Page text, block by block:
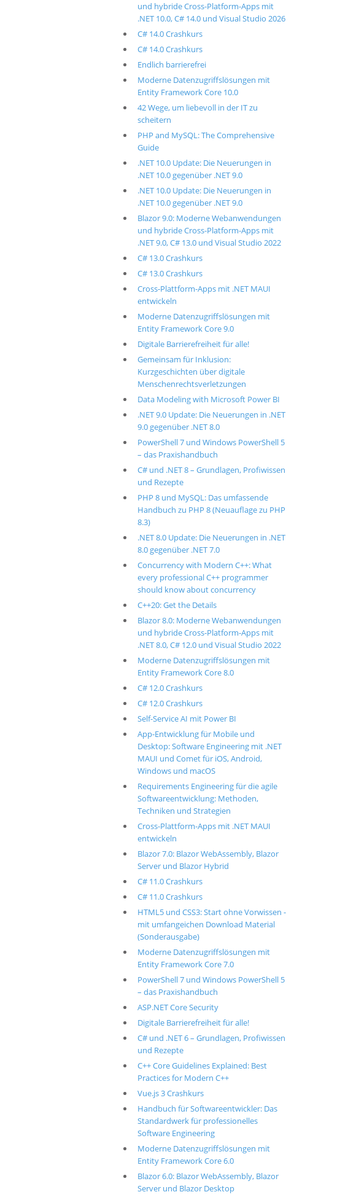
und hybride Cross-Platform-Apps mit
.NET 10.0, C# 14.0 und Visual Studio 2026
C# 14.0 Crashkurs
C# 14.0 Crashkurs
Endlich barrierefrei
Moderne Datenzugriffslösungen mit
Entity Framework Core 10.0
42 Wege, um liebevoll in der IT zu
scheitern
PHP and MySQL: The Comprehensive
Guide
.NET 10.0 Update: Die Neuerungen in
.NET 10.0 gegenüber .NET 9.0
.NET 10.0 Update: Die Neuerungen in
.NET 10.0 gegenüber .NET 9.0
Blazor 9.0: Moderne Webanwendungen
und hybride Cross-Platform-Apps mit
.NET 9.0, C# 13.0 und Visual Studio 2022
C# 13.0 Crashkurs
C# 13.0 Crashkurs
Cross-Plattform-Apps mit .NET MAUI
entwickeln
Moderne Datenzugriffslösungen mit
Entity Framework Core 9.0
Digitale Barrierefreiheit für alle!
Gemeinsam für Inklusion:
Kurzgeschichten über digitale
Menschenrechtsverletzungen
Data Modeling with Microsoft Power BI
.NET 9.0 Update: Die Neuerungen in .NET
9.0 gegenüber .NET 8.0
PowerShell 7 und Windows PowerShell 5
– das Praxishandbuch
C# und .NET 8 – Grundlagen, Profiwissen
und Rezepte
PHP 8 und MySQL: Das umfassende
Handbuch zu PHP 8 (Neuauflage zu PHP
8.3)
.NET 8.0 Update: Die Neuerungen in .NET
8.0 gegenüber .NET 7.0
Concurrency with Modern C++: What
every professional C++ programmer
should know about concurrency
C++20: Get the Details
Blazor 8.0: Moderne Webanwendungen
und hybride Cross-Platform-Apps mit
.NET 8.0, C# 12.0 und Visual Studio 2022
Moderne Datenzugriffslösungen mit
Entity Framework Core 8.0
C# 12.0 Crashkurs
C# 12.0 Crashkurs
Self-Service AI mit Power BI
App-Entwicklung für Mobile und
Desktop: Software Engineering mit .NET
MAUI und Comet für iOS, Android,
Windows und macOS
Requirements Engineering für die agile
Softwareentwicklung: Methoden,
Techniken und Strategien
Cross-Plattform-Apps mit .NET MAUI
entwickeln
Blazor 7.0: Blazor WebAssembly, Blazor
Server und Blazor Hybrid
C# 11.0 Crashkurs
C# 11.0 Crashkurs
HTML5 und CSS3: Start ohne Vorwissen -
mit umfangeichen Download Material
(Sonderausgabe)
Moderne Datenzugriffslösungen mit
Entity Framework Core 7.0
PowerShell 7 und Windows PowerShell 5
– das Praxishandbuch
ASP.NET Core Security
Digitale Barrierefreiheit für alle!
C# und .NET 6 – Grundlagen, Profiwissen
und Rezepte
C++ Core Guidelines Explained: Best
Practices for Modern C++
Vue.js 3 Crashkurs
Handbuch für Softwareentwickler: Das
Standardwerk für professionelles
Software Engineering
Moderne Datenzugriffslösungen mit
Entity Framework Core 6.0
Blazor 6.0: Blazor WebAssembly, Blazor
Server und Blazor Desktop